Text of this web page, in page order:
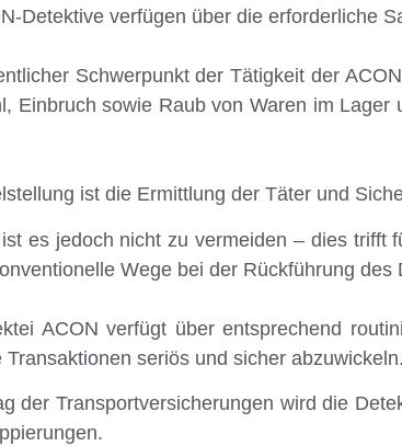
Detektive verfügen über die erforderliche
Schwerpunkt der Tätigkeit der
Einbruch sowie Raub von Waren im
ist die Ermittlung der Täter und
es jedoch nicht zu vermeiden – dies trifft
Wege bei der Rückführung des
ACON verfügt über entsprechend
Transaktionen seriös und sicher abzuwickeln.
der Transportversicherungen wird die